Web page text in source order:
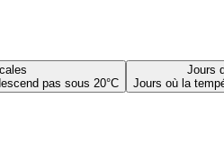
pas sous 20°C
Jours
Jours où la